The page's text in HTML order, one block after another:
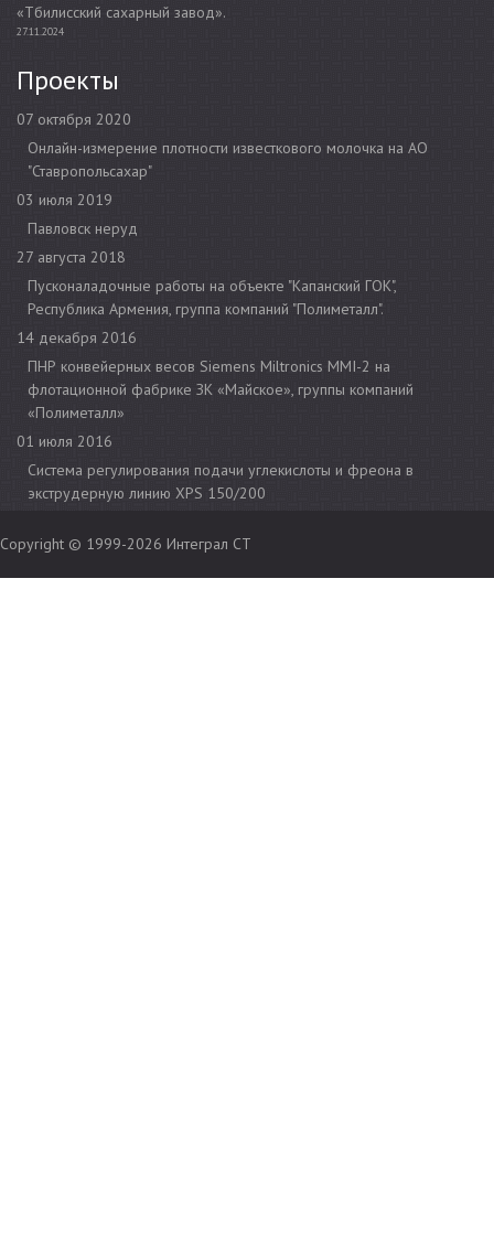
«Тбилисский сахарный завод».
27.11.2024
Проекты
07 октября 2020
Онлайн-измерение плотности известкового молочка на АО
"Ставропольсахар"
03 июля 2019
Павловск неруд
27 августа 2018
Пусконаладочные работы на объекте "Капанский ГОК",
Республика Армения, группа компаний "Полиметалл".
14 декабря 2016
ПНР конвейерных весов Siemens Miltronics MMI-2 на
флотационной фабрике ЗК «Майское», группы компаний
«Полиметалл»
01 июля 2016
Cистема регулирования подачи углекислоты и фреона в
экструдерную линию XPS 150/200
Copyright © 1999-2026 Интеграл СТ